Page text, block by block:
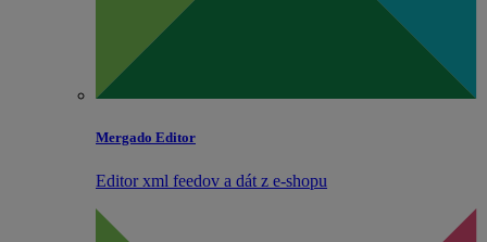
Mergado Editor
Editor xml feedov a dát z e‑shopu